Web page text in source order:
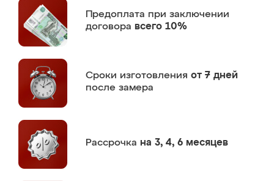
Предоплата при заключении
договора всего 10%
Сроки изготовления от 7 дней
после замера
Рассрочка на 3, 4, 6 месяцев